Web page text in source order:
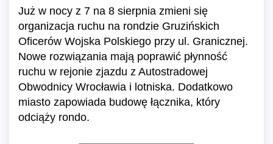
Już w nocy z 7 na 8 sierpnia zmieni się
organizacja ruchu na rondzie Gruzińskich
Oficerów Wojska Polskiego przy ul. Granicznej.
Nowe rozwiązania mają poprawić płynność
ruchu w rejonie zjazdu z Autostradowej
Obwodnicy Wrocławia i lotniska. Dodatkowo
miasto zapowiada budowę łącznika, który
odciąży rondo.